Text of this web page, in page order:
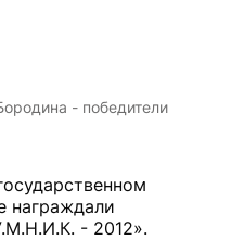
- победители
награждали
- 2012».